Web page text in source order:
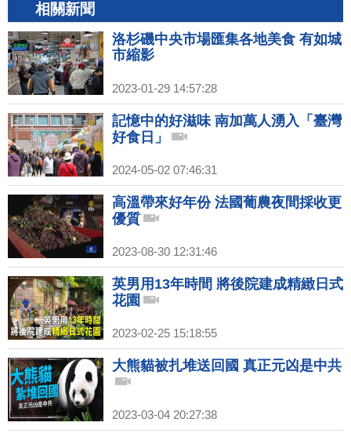
相關新聞
洛杉磯中央市場匯集各地美食 有如城
市縮影
2023-01-29 14:57:28
記憶中的好滋味 南加萬人湧入「臺灣
好食日」
2024-05-02 07:46:31
高溫帶來好年份 法國葡農夜間採收更
優質
2023-08-30 12:31:46
英男用13年時間 將後院建成精緻日式
花園
2023-02-25 15:18:55
大熊貓被扎堆送回國 真正元凶是中共
2023-03-04 20:27:38